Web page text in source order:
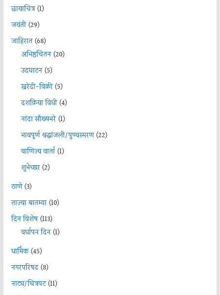
छायाचित्र(1)
जयंती(29)
जाहिरात(68)
अभिष्ठचिंतन(20)
उदघाटन(5)
खरेदी-विक्री(5)
दशक्रिया विधी(4)
नांदा सौख्यभरे(1)
भावपूर्ण श्रद्धांजली/पुण्यस्मरण(22)
वाणिज्य वार्ता(1)
शुभेच्छा(2)
ठाणे(3)
ताज्या बातम्या(10)
दिन विशेष(113)
वर्धापन दिन(1)
धार्मिक(45)
नगरपरिषद(8)
नाट्य/चित्रपट(11)